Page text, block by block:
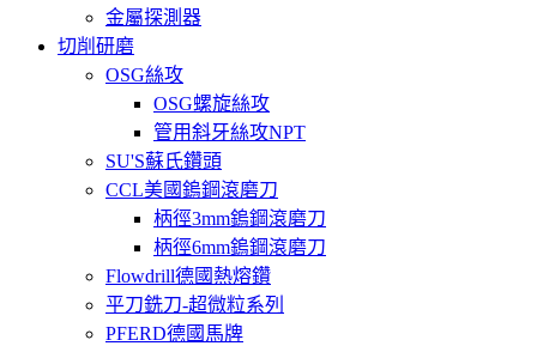
金屬探測器
切削研磨
OSG絲攻
OSG螺旋絲攻
管用斜牙絲攻NPT
SU'S蘇氏鑽頭
CCL美國鎢鋼滾磨刀
柄徑3mm鎢鋼滾磨刀
柄徑6mm鎢鋼滾磨刀
Flowdrill德國熱熔鑽
平刀銑刀-超微粒系列
PFERD德國馬牌